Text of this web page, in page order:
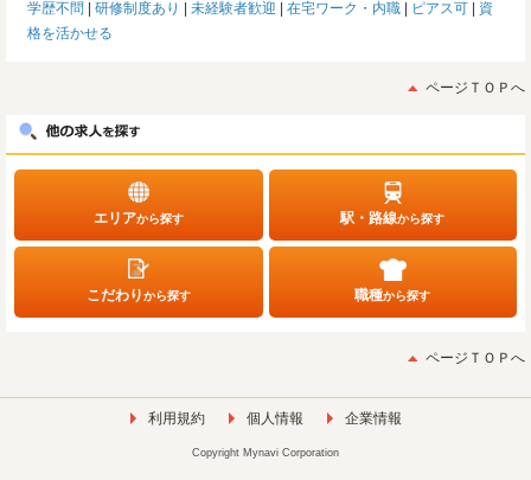
学歴不問 研修制度あり 未経験者歓迎 在宅ワーク・内職 ピアス可
資
格を活かせる
ページＴＯＰへ
エリアから探す 駅・路線から探す
こだわりから探す 職種から探す
ページＴＯＰへ
利用規約 個人情報 企業情報
Copyright Mynavi Corporation